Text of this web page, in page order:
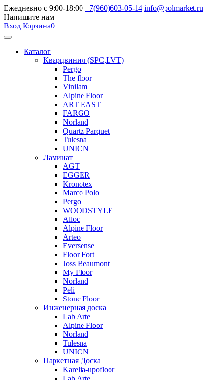
Ежедневно с 9:00-18:00 +7(960)603-05-14 info@polmarket.ru
Напишите нам
Вход Корзина0
Каталог
Кварцвинил (SPC,LVT)
Pergo
The floor
Vinilam
Alpine Floor
ART EAST
FARGO
Norland
Quartz Parquet
Tulesna
UNION
Ламинат
AGT
EGGER
Kronotex
Marco Polo
Pergo
WOODSTYLE
Alloc
Alpine Floor
Arteo
Eversense
Floor Fort
Joss Beaumont
My Floor
Norland
Peli
Stone Floor
Инженерная доска
Lab Arte
Alpine Floor
Norland
Tulesna
UNION
Паркетная Доска
Karelia-upofloor
Lab Arte